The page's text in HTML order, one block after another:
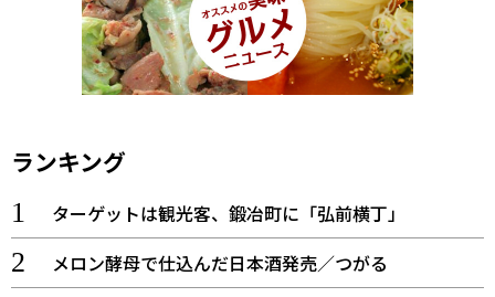
ランキング
ターゲットは観光客、鍛冶町に「弘前横丁」
メロン酵母で仕込んだ日本酒発売／つがる